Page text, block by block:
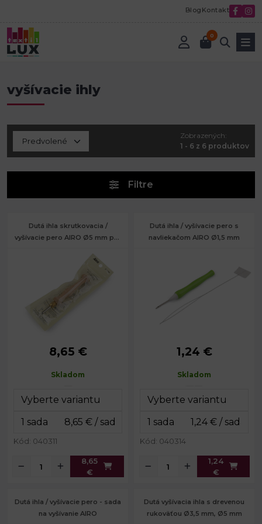
Blog Kontakt
0
Úvod vyšívacie ihly
vyšívacie ihly
Zobrazených:
1 - 6 z 6 produktov
Filtre
Dutá ihla skrutkovacia /
vyšívacie pero AIRO Ø5 mm pre
8,65 €
Skladom
Kód: 040311
8,65
€
Dutá ihla / vyšívacie pero s
navliekačom AIRO Ø1,5 mm
1,24 €
Skladom
Kód: 040314
1,24
€
Dutá ihla / vyšívacie pero - sada
na vyšívanie AIRO
Dutá vyšívacia ihla s drevenou
rukoväťou Ø3,5 mm, Ø5 mm